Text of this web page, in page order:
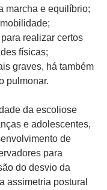
na marcha e equilíbrio;
mobilidade;
para realizar certos
físicas;
graves, há também
pulmonar.
da escoliose
e adolescentes,
de
para
do desvio da
assimetria postural